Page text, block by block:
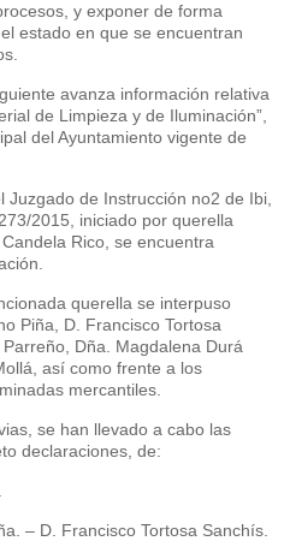
y exponer de forma
estado en que se encuentran
avanza información relativa
de Limpieza y de Iluminación”,
del Ayuntamiento vigente de
de Instrucción no2 de Ibi,
2015, iniciado por querella
Rico, se encuentra
querella se interpuso
Piña, D. Francisco Tortosa
Dña. Magdalena Durá
así como frente a los
mercantiles.
se han llevado a cabo las
declaraciones, de:
– D. Francisco Tortosa Sanchís.